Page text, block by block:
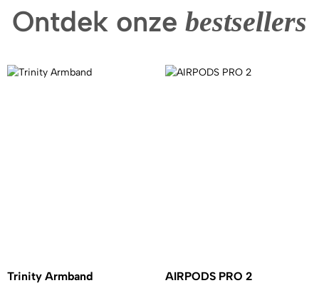
Ontdek onze bestsellers
Trinity Armband AIRPODS PRO 2